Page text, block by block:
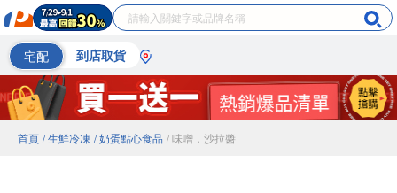
宅配 到店取貨
首頁 / 生鮮冷凍 / 奶蛋點心食品 / 味噌．沙拉醬